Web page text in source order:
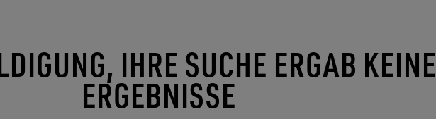
IHRE SUCHE ERGAB KEINE
ERGEBNISSE